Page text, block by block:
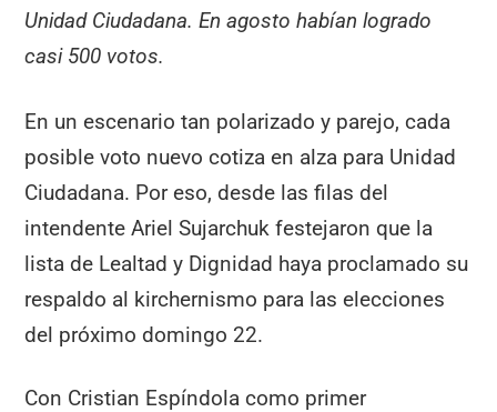
Unidad Ciudadana. En agosto habían logrado
casi 500 votos.
En un escenario tan polarizado y parejo, cada
posible voto nuevo cotiza en alza para Unidad
Ciudadana. Por eso, desde las filas del
intendente Ariel Sujarchuk festejaron que la
lista de Lealtad y Dignidad haya proclamado su
respaldo al kirchernismo para las elecciones
del próximo domingo 22.
Con Cristian Espíndola como primer